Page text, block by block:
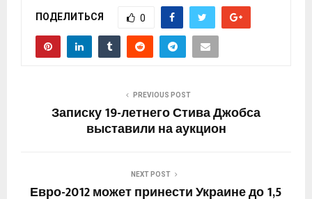
ПОДЕЛИТЬСЯ 0
PREVIOUS POST
Записку 19-летнего Стива Джобса
выставили на аукцион
NEXT POST
Евро-2012 может принести Украине до 1,5